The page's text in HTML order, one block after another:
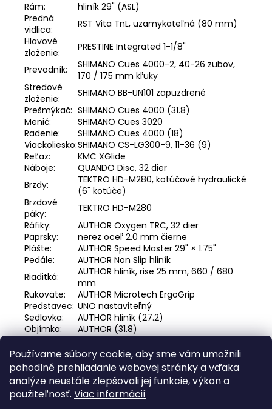
Používame súbory cookie, aby sme vám umožnili
pohodlné prehliadanie webovej stránky a vďaka
analýze neustále zlepšovali jej funkcie, výkon a
použiteľnosť. Viac informácií
Rám:
hliník 29" (ASL)
Predná
vidlica:
RST Vita TnL, uzamykateľná (80 mm)
Hlavové
zloženie:
PRESTINE Integrated 1-1/8"
Prevodník:
SHIMANO Cues 4000-2, 40-26 zubov,
170 / 175 mm kľuky
Stredové
zloženie:
SHIMANO BB-UN101 zapuzdrené
Prešmýkač: SHIMANO Cues 4000 (31.8)
Menič:
SHIMANO Cues 3020
Radenie:
SHIMANO Cues 4000 (18)
Viackoliesko:SHIMANO CS-LG300-9, 11-36 (9)
Reťaz:
KMC XGlide
Náboje:
QUANDO Disc, 32 dier
Brzdy:
TEKTRO HD-M280, kotúčové hydraulické
(6" kotúče)
Brzdové
páky:
TEKTRO HD-M280
Ráfiky:
AUTHOR Oxygen TRC, 32 dier
Paprsky:
nerez oceľ 2.0 mm čierne
Plášte:
AUTHOR Speed Master 29" × 1.75"
Pedále:
AUTHOR Non Slip hliník
Riaditká:
AUTHOR hliník, rise 25 mm, 660 / 680
mm
Rukoväte:
AUTHOR Microtech ErgoGrip
Predstavec: UNO nastaviteľný
Sedlovka:
AUTHOR hliník (27.2)
Objímka:
AUTHOR (31.8)
Počet
rýchlostí:
18